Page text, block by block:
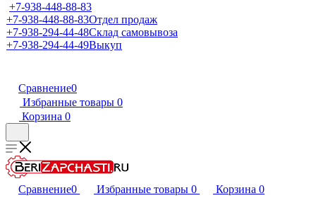
+7-938-448-88-83
+7-938-448-88-83Отдел продаж
+7-938-294-44-48Склад самовывоза
+7-938-294-44-49Выкуп
Сравнение0
Избранные товары 0
Корзина 0
Сравнение0 Избранные товары 0 Корзина 0